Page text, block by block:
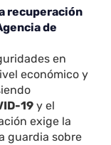
recuperación
de
en
económico y
19 y el
exige la
guardia sobre